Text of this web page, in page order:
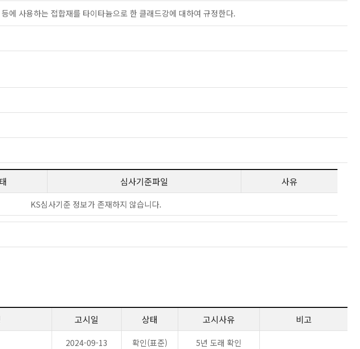
에 사용하는 접합재를 타이타늄으로 한 클래드강에 대하여 규정한다.
심사기준파일 사유
KS심사기준 정보가 존재하지 않습니다.
고시일 상태 고시사유 비고
2024-09-13 확인(표준) 5년 도래 확인